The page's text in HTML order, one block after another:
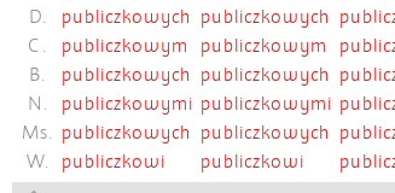
D.
publiczkowych publiczkowych
C.
publiczkowym publiczkowym
B.
publiczkowych publiczkowych
N.
publiczkowymi publiczkowymi
Ms. publiczkowych publiczkowych
W.
publiczkowi publiczkowi